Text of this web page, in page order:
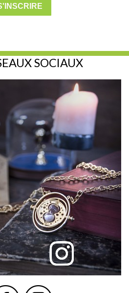
SOCIAUX
this website, you are allowing all third-
OK, accept all Personalize